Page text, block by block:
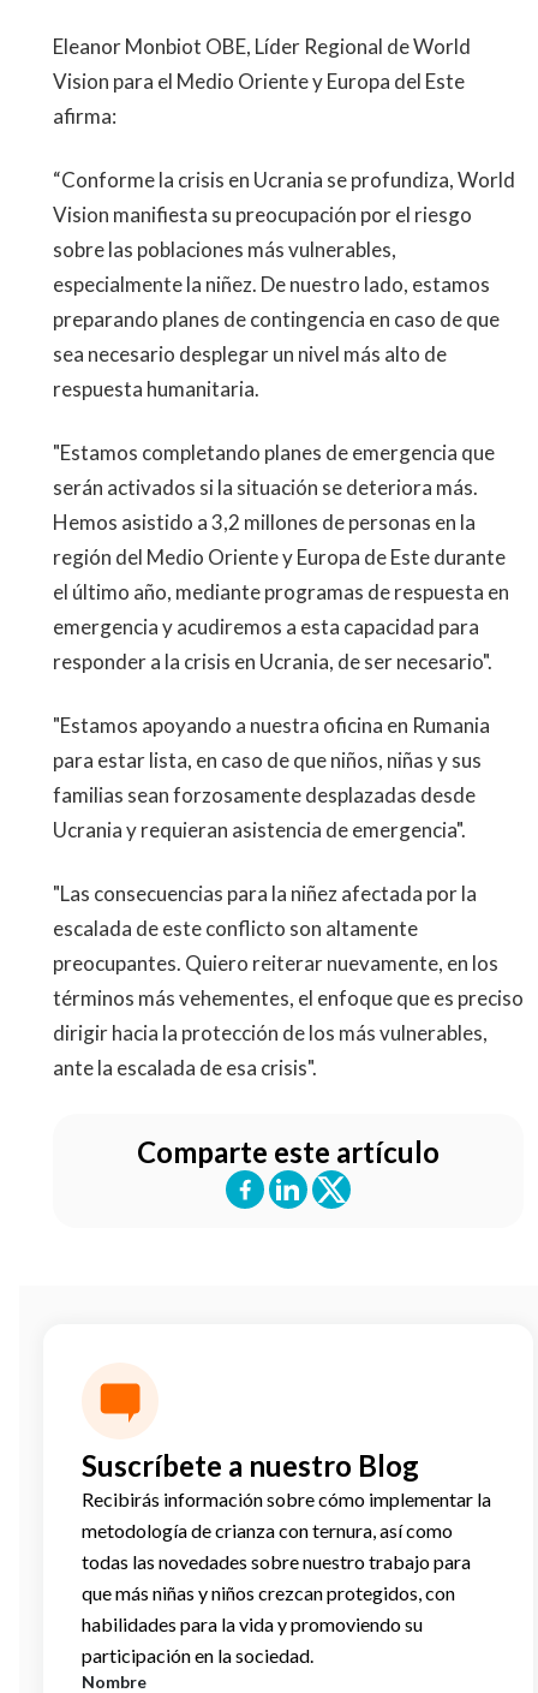
Eleanor Monbiot OBE, Líder Regional de World
Vision para el Medio Oriente y Europa del Este
afirma:
“Conforme la crisis en Ucrania se profundiza, World
Vision manifiesta su preocupación por el riesgo
sobre las poblaciones más vulnerables,
especialmente la niñez. De nuestro lado, estamos
preparando planes de contingencia en caso de que
sea necesario desplegar un nivel más alto de
respuesta humanitaria.
"Estamos completando planes de emergencia que
serán activados si la situación se deteriora más.
Hemos asistido a 3,2 millones de personas en la
región del Medio Oriente y Europa de Este durante
el último año, mediante programas de respuesta en
emergencia y acudiremos a esta capacidad para
responder a la crisis en Ucrania, de ser necesario".
"Estamos apoyando a nuestra oficina en Rumania
para estar lista, en caso de que niños, niñas y sus
familias sean forzosamente desplazadas desde
Ucrania y requieran asistencia de emergencia".
"Las consecuencias para la niñez afectada por la
escalada de este conflicto son altamente
preocupantes. Quiero reiterar nuevamente, en los
términos más vehementes, el enfoque que es preciso
dirigir hacia la protección de los más vulnerables,
ante la escalada de esa crisis".
Comparte este artículo
Suscríbete a nuestro Blog
Recibirás información sobre cómo implementar la
metodología de crianza con ternura, así como
todas las novedades sobre nuestro trabajo para
que más niñas y niños crezcan protegidos, con
habilidades para la vida y promoviendo su
participación en la sociedad.
Nombre